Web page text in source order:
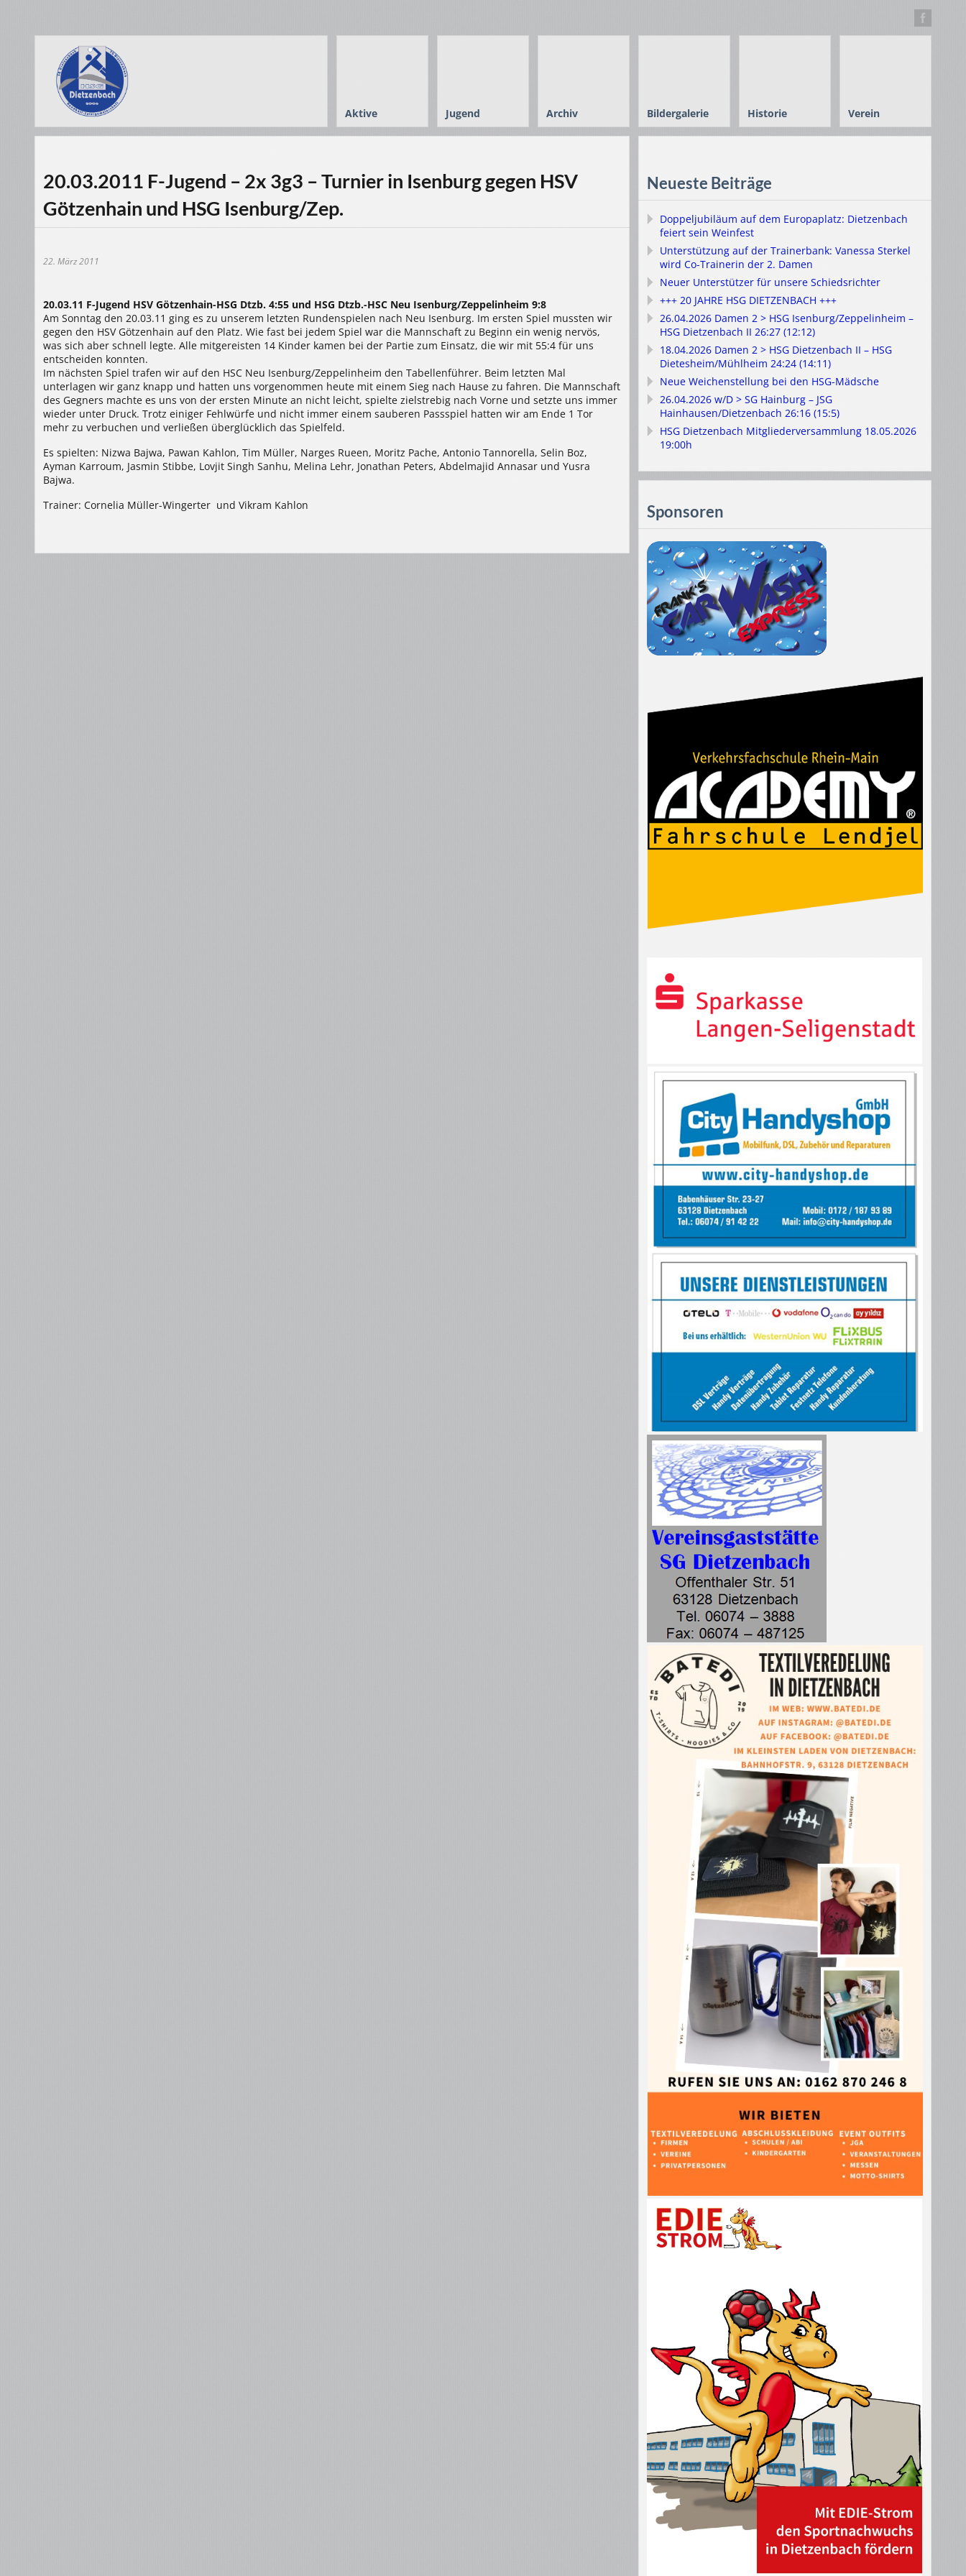
Aktive Jugend Archiv Bildergalerie Historie Verein
20.03.2011 F-Jugend – 2x 3g3 – Turnier in Isenburg gegen HSV
Götzenhain und HSG Isenburg/Zep.
22. März 2011
20.03.11 F-Jugend HSV Götzenhain-HSG Dtzb. 4:55 und HSG Dtzb.-HSC Neu Isenburg/Zeppelinheim 9:8
Am Sonntag den 20.03.11 ging es zu unserem letzten Rundenspielen nach Neu Isenburg. Im ersten Spiel mussten wir
gegen den HSV Götzenhain auf den Platz. Wie fast bei jedem Spiel war die Mannschaft zu Beginn ein wenig nervös,
was sich aber schnell legte. Alle mitgereisten 14 Kinder kamen bei der Partie zum Einsatz, die wir mit 55:4 für uns
entscheiden konnten.
Im nächsten Spiel trafen wir auf den HSC Neu Isenburg/Zeppelinheim den Tabellenführer. Beim letzten Mal
unterlagen wir ganz knapp und hatten uns vorgenommen heute mit einem Sieg nach Hause zu fahren. Die Mannschaft
des Gegners machte es uns von der ersten Minute an nicht leicht, spielte zielstrebig nach Vorne und setzte uns immer
wieder unter Druck. Trotz einiger Fehlwürfe und nicht immer einem sauberen Passspiel hatten wir am Ende 1 Tor
mehr zu verbuchen und verließen überglücklich das Spielfeld.
Es spielten: Nizwa Bajwa, Pawan Kahlon, Tim Müller, Narges Rueen, Moritz Pache, Antonio Tannorella, Selin Boz,
Ayman Karroum, Jasmin Stibbe, Lovjit Singh Sanhu, Melina Lehr, Jonathan Peters, Abdelmajid Annasar und Yusra
Bajwa.
Trainer: Cornelia Müller-Wingerter und Vikram Kahlon
Neueste Beiträge
Doppeljubiläum auf dem Europaplatz: Dietzenbach
feiert sein Weinfest
Unterstützung auf der Trainerbank: Vanessa Sterkel
wird Co-Trainerin der 2. Damen
Neuer Unterstützer für unsere Schiedsrichter
+++ 20 JAHRE HSG DIETZENBACH +++
26.04.2026 Damen 2 > HSG Isenburg/Zeppelinheim –
HSG Dietzenbach II 26:27 (12:12)
18.04.2026 Damen 2 > HSG Dietzenbach II – HSG
Dietesheim/Mühlheim 24:24 (14:11)
Neue Weichenstellung bei den HSG-Mädsche
26.04.2026 w/D > SG Hainburg – JSG
Hainhausen/Dietzenbach 26:16 (15:5)
HSG Dietzenbach Mitgliederversammlung 18.05.2026
19:00h
Sponsoren